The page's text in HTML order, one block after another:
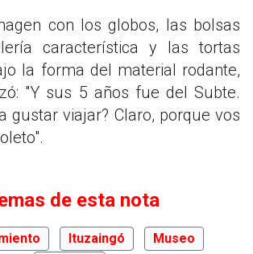
con los globos, las bolsas
característica y las tortas
la forma del material rodante,
"Y sus 5 años fue del Subte.
gustar viajar? Claro, porque vos
de esta nota
Ituzaingó
Museo